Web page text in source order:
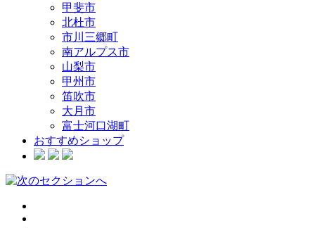
甲斐市
北杜市
市川三郷町
南アルプス市
山梨市
甲州市
笛吹市
大月市
富士河口湖町
おすすめショップ